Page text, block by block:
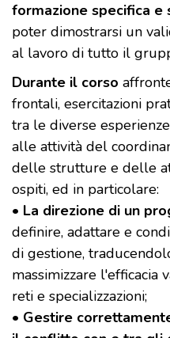
formazione specifica e
poter dimostrarsi un
al lavoro di tutto il
Durante il corso
frontali, esercitazioni
tra le diverse
alle attività del
delle strutture e delle
ospiti, ed in particolare:
• La direzione di un
definire, adattare e
di gestione,
massimizzare l'efficacia
reti e specializzazioni;
• Gestire